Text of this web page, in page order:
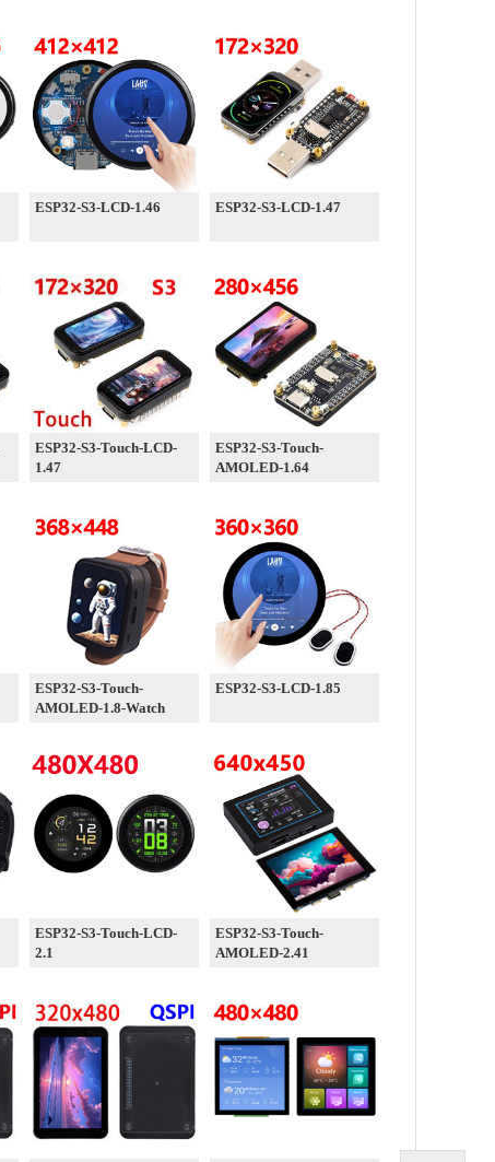
ESP32-S3-LCD-1.46 ESP32-S3-LCD-1.47
ESP32-S3-Touch-LCD-
1.47
ESP32-S3-Touch-
AMOLED-1.64
ESP32-S3-Touch-
AMOLED-1.8-Watch
ESP32-S3-LCD-1.85
ESP32-S3-Touch-LCD-
2.1
ESP32-S3-Touch-
AMOLED-2.41